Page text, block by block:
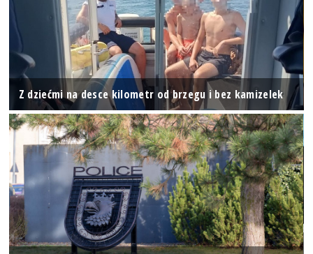
Z dziećmi na desce kilometr od brzegu i bez kamizelek